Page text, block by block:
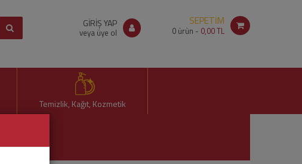
GİRİŞ YAP
veya üye ol
SEPETİM
0 ürün - 0,00 TL
Temizlik, Kağıt, Kozmetik